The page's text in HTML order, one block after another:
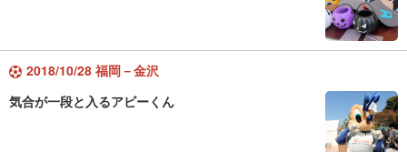
2018/10/28 福岡－金沢
気合が一段と入るアビーくん